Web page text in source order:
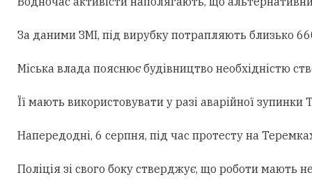
За даними ЗМІ, під вирубку потрапляють близько
Міська влада пояснює будівництво необхідністю
Її мають використовувати у разі аварійної
Напередодні, 6 серпня, під час протесту на
Поліція зі свого боку стверджує, що роботи мають